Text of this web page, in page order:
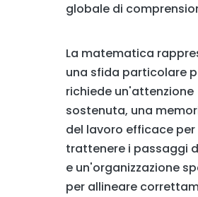
globale di
La matematica
una sfida particolare
richiede un'attenzione
sostenuta, una
del lavoro efficace per
trattenere i passaggi
e un'organizzazione
per allineare